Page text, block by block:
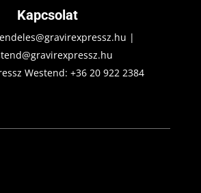
Kapcsolat
|
Westend:+36 20 922 2384